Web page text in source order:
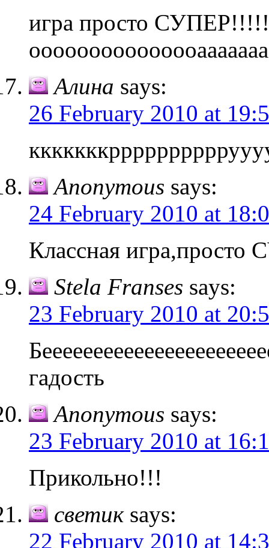
игра просто
Алина says:
26 February 2010 at
Anonymous says:
24 February 2010 at
Классная
Stela Franses says:
23 February 2010 at
гадость
Anonymous says:
23 February 2010 at
Прикольно!!!
светик says:
22 February 2010 at